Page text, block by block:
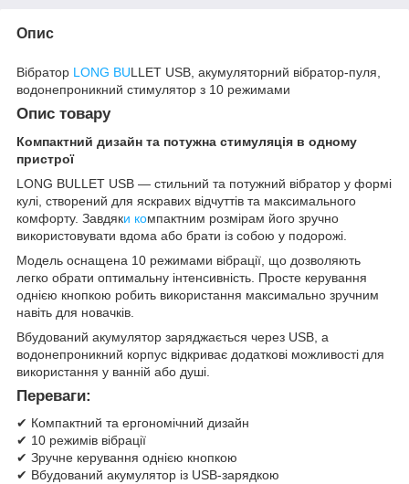
Опис
Вібратор LONG BULLET USB, акумуляторний вібратор-пуля,
водонепроникний стимулятор з 10 режимами
Опис товару
Компактний дизайн та потужна стимуляція в одному
пристрої
LONG BULLET USB — стильний та потужний вібратор у формі
кулі, створений для яскравих відчуттів та максимального
комфорту. Завдяки компактним розмірам його зручно
використовувати вдома або брати із собою у подорожі.
Модель оснащена 10 режимами вібрації, що дозволяють
легко обрати оптимальну інтенсивність. Просте керування
однією кнопкою робить використання максимально зручним
навіть для новачків.
Вбудований акумулятор заряджається через USB, а
водонепроникний корпус відкриває додаткові можливості для
використання у ванній або душі.
Переваги:
✔ Компактний та ергономічний дизайн
✔ 10 режимів вібрації
✔ Зручне керування однією кнопкою
✔ Вбудований акумулятор із USB-зарядкою